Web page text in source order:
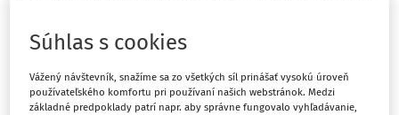
zodpovedná, t. j. v konsolidujúcej účtovnej jednotke –
obci/meste.
Rozsah úpravy vnútorného predpisu:
Súhlas s cookies
Vážený návštevník, snažíme sa zo všetkých síl prinášať vysokú úroveň
používateľského komfortu pri používaní našich webstránok. Medzi
základné predpoklady patrí napr. aby správne fungovalo vyhľadávanie,